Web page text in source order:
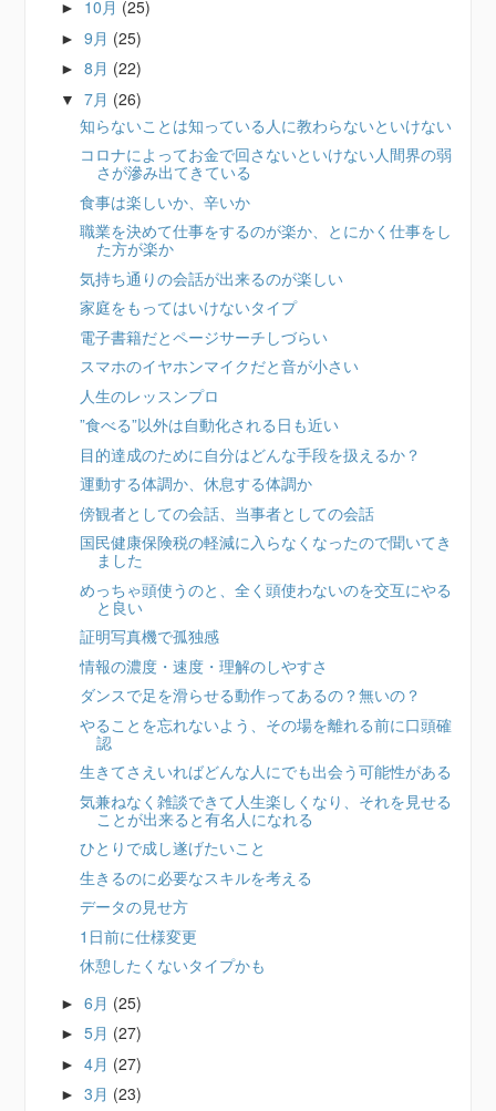
► 10月 (25)
►9月 (25)
►8月 (22)
▼7月 (26)
知らないことは知っている人に教わらないといけない
コロナによってお金で回さないといけない人間界の弱
さが滲み出てきている
食事は楽しいか、辛いか
職業を決めて仕事をするのが楽か、とにかく仕事をし
た方が楽か
気持ち通りの会話が出来るのが楽しい
家庭をもってはいけないタイプ
電子書籍だとページサーチしづらい
スマホのイヤホンマイクだと音が小さい
人生のレッスンプロ
”食べる”以外は自動化される日も近い
目的達成のために自分はどんな手段を扱えるか？
運動する体調か、休息する体調か
傍観者としての会話、当事者としての会話
国民健康保険税の軽減に入らなくなったので聞いてき
ました
めっちゃ頭使うのと、全く頭使わないのを交互にやる
と良い
証明写真機で孤独感
情報の濃度・速度・理解のしやすさ
ダンスで足を滑らせる動作ってあるの？無いの？
やることを忘れないよう、その場を離れる前に口頭確
認
生きてさえいればどんな人にでも出会う可能性がある
気兼ねなく雑談できて人生楽しくなり、それを見せる
ことが出来ると有名人になれる
ひとりで成し遂げたいこと
生きるのに必要なスキルを考える
データの見せ方
1日前に仕様変更
休憩したくないタイプかも
►6月 (25)
►5月 (27)
►4月 (27)
►3月 (23)